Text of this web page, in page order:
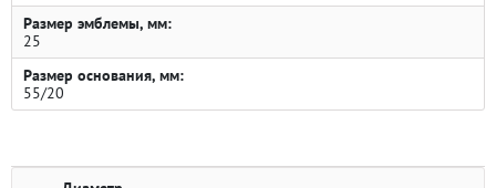
Размер эмблемы, мм:
25
Размер основания, мм:
55/20